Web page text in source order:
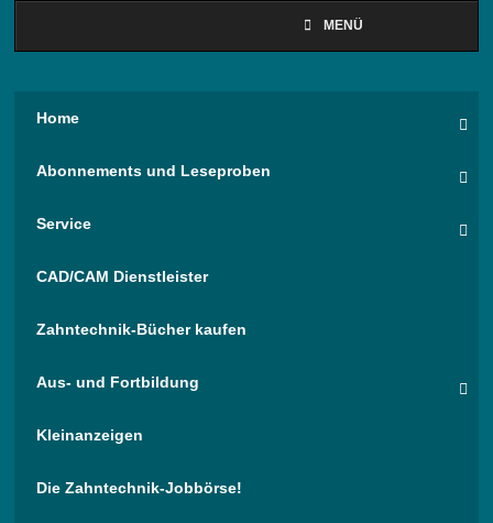
MENÜ
Home
Abonnements und Leseproben
Service
CAD/CAM Dienstleister
Zahntechnik-Bücher kaufen
Aus- und Fortbildung
Kleinanzeigen
Die Zahntechnik-Jobbörse!